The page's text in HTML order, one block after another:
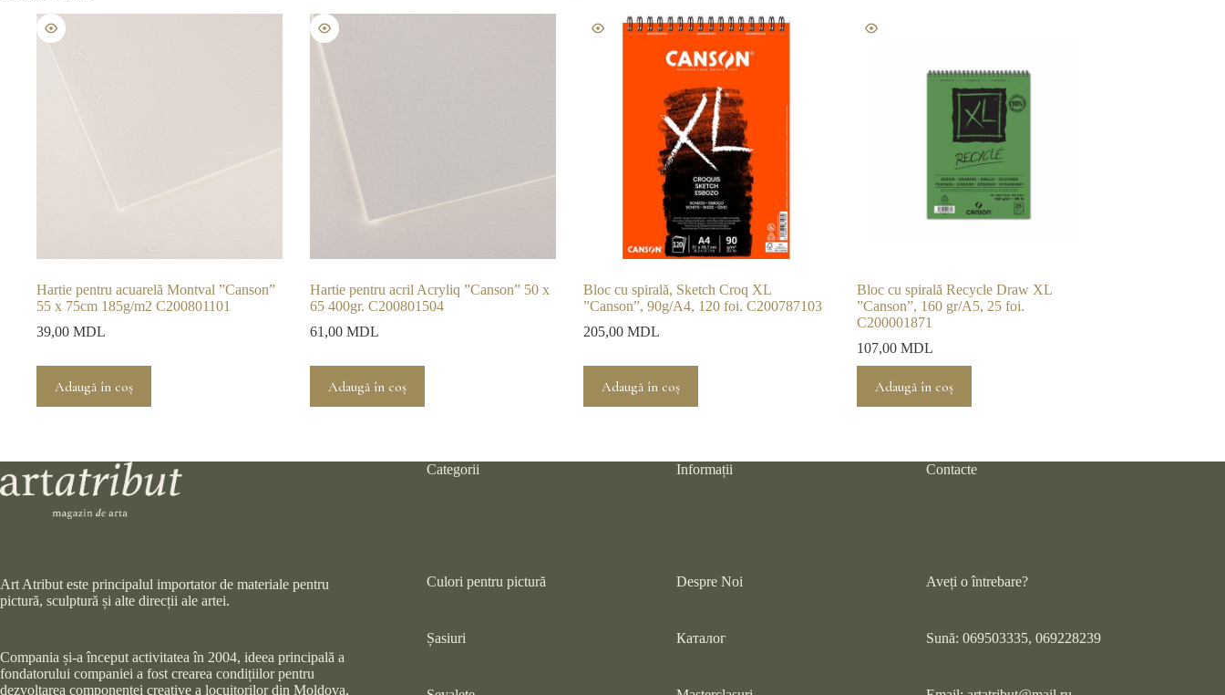
Hartie pentru acuarelă Montval ”Canson”
55 x 75cm 185g/m2 C200801101
39,00 MDL
Adaugă în coș
Hartie pentru acril Acryliq ”Canson” 50 x
65 400gr. C200801504
61,00 MDL
Adaugă în coș
Bloc cu spirală, Sketch Croq XL
”Canson”, 90g/A4, 120 foi. C200787103
205,00 MDL
Adaugă în coș
Bloc cu spirală Recycle Draw XL
”Canson”, 160 gr/A5, 25 foi.
C200001871
107,00 MDL
Adaugă în coș
Art Atribut este principalul importator de materiale pentru
pictură, sculptură și alte direcții ale artei.
Compania și-a început activitatea în 2004, ideea principală a
fondatorului companiei a fost crearea condițiilor pentru
dezvoltarea componentei creative a locuitorilor din Moldova,
Categorii
Culori pentru pictură
Șasiuri
Informații
Despre Noi
Каталог
Contacte
Aveți o întrebare?
Sună: 069503335, 069228239